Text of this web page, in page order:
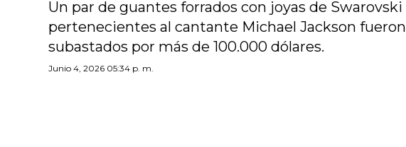
Un par de guantes forrados con joyas de Swarovski
pertenecientes al cantante Michael Jackson fueron
subastados por más de 100.000 dólares.
Junio 4, 2026 05:34 p. m.